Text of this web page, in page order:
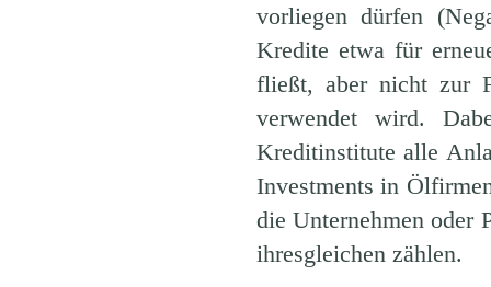
vorliegen dürfen
Kredite etwa für
fließt, aber nicht zur
verwendet wird.
Kreditinstitute alle
Investments in
die Unternehmen oder
ihresgleichen zählen.